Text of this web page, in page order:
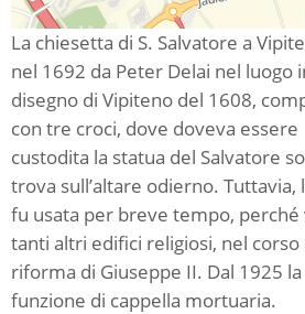
La chiesetta di S. Salvatore a
nel 1692 da Peter Delai nel luogo
disegno di Vipiteno del 1608,
con tre croci, dove doveva essere
custodita la statua del Salvatore
trova sull’altare odierno. Tuttavia,
fu usata per breve tempo, perché
tanti altri edifici religiosi, nel corso
riforma di Giuseppe II. Dal 1925
funzione di cappella mortuaria.